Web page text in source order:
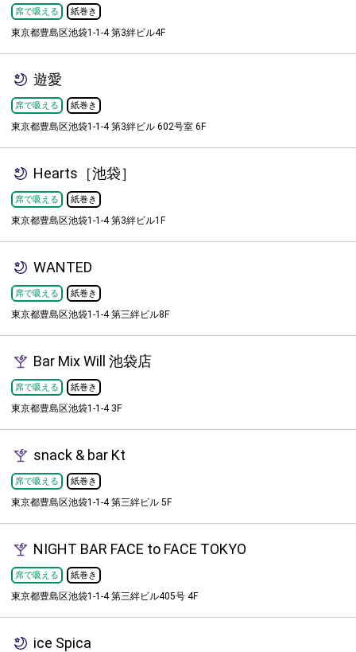
席で吸える 紙巻き
東京都豊島区池袋1-1-4 第3絆ビル4F
遊愛
席で吸える 紙巻き
東京都豊島区池袋1-1-4 第3絆ビル 602号室 6F
Hearts［池袋］
席で吸える 紙巻き
東京都豊島区池袋1-1-4 第3絆ビル1F
WANTED
席で吸える 紙巻き
東京都豊島区池袋1-1-4 第三絆ビル8F
Bar Mix Will 池袋店
席で吸える 紙巻き
東京都豊島区池袋1-1-4 3F
snack & bar Kt
席で吸える 紙巻き
東京都豊島区池袋1-1-4 第三絆ビル 5F
NIGHT BAR FACE to FACE TOKYO
席で吸える 紙巻き
東京都豊島区池袋1-1-4 第三絆ビル405号 4F
ice Spica